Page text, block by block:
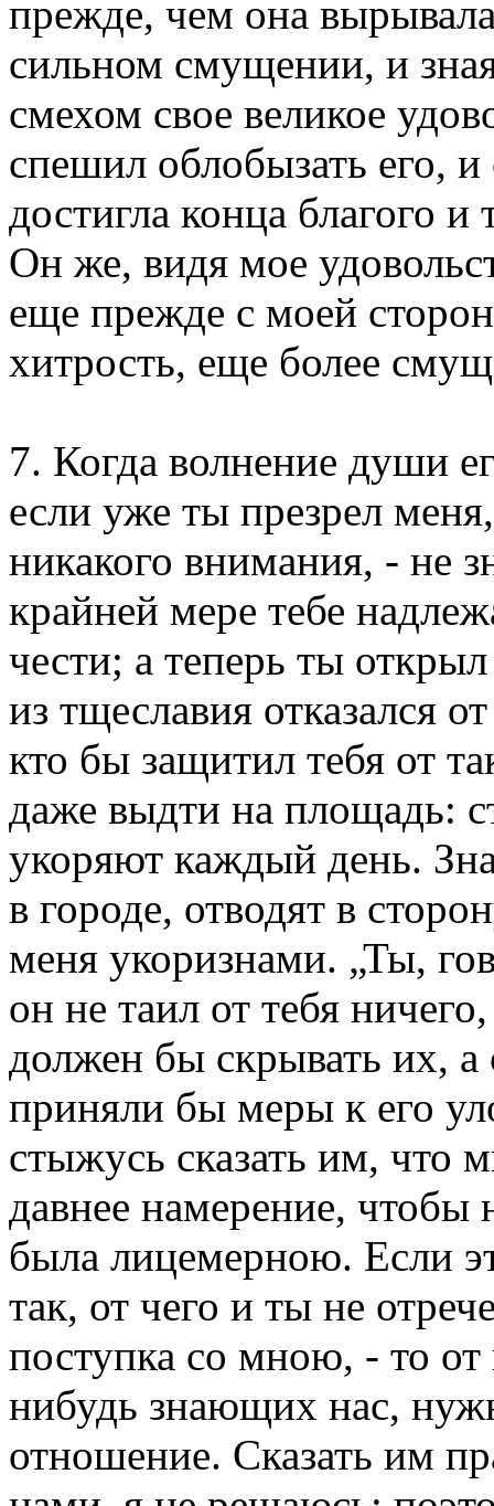
прежде, чем она
сильном смущении, и
смехом свое великое
спешил облобызать его,
достигла конца благого и
Он же, видя мое
еще прежде с моей
хитрость, еще более
7. Когда волнение души
если уже ты презрел
никакого внимания, - не
крайней мере тебе
чести; а теперь ты
из тщеславия отказался
кто бы защитил тебя от
даже выдти на площадь:
укоряют каждый день.
в городе, отводят в
меня укоризнами. „Ты,
он не таил от тебя
должен бы скрывать их,
приняли бы меры к его
стыжусь сказать им, что
давнее намерение,
была лицемерною. Если
так, от чего и ты не
поступка со мною, - то
нибудь знающих нас,
отношение. Сказать им